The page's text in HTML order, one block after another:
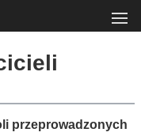
przeprowadzonych